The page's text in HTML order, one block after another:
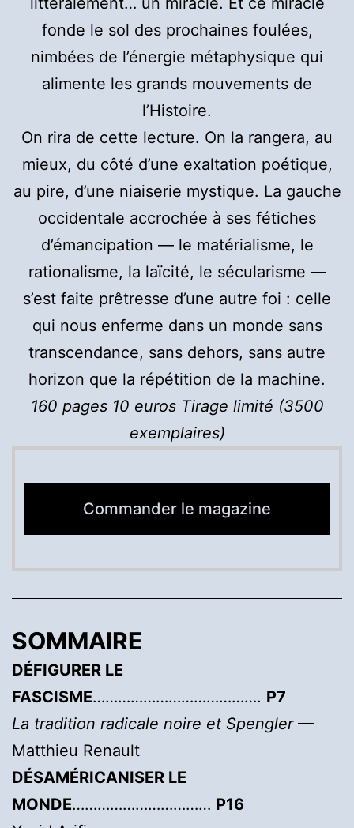
fonde le sol des prochaines foulées,
nimbées de l’énergie métaphysique qui
alimente les grands mouvements de
l’Histoire.
On rira de cette lecture. On la rangera, au
mieux, du côté d’une exaltation poétique,
au pire, d’une niaiserie mystique. La gauche
occidentale accrochée à ses fétiches
d’émancipation — le matérialisme, le
rationalisme, la laïcité, le sécularisme —
s’est faite prêtresse d’une autre foi : celle
qui nous enferme dans un monde sans
transcendance, sans dehors, sans autre
horizon que la répétition de la machine.
160 pages 10 euros Tirage limité (3500
exemplaires)
Commander le magazine
SOMMAIRE
DÉFIGURER LE
FASCISME…………………………………. P7
La tradition radicale noire et Spengler—
Matthieu Renault
DÉSAMÉRICANISER LE
MONDE…………………………… P16